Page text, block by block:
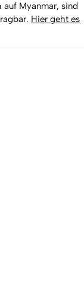
auf Myanmar, sind
Hier geht es